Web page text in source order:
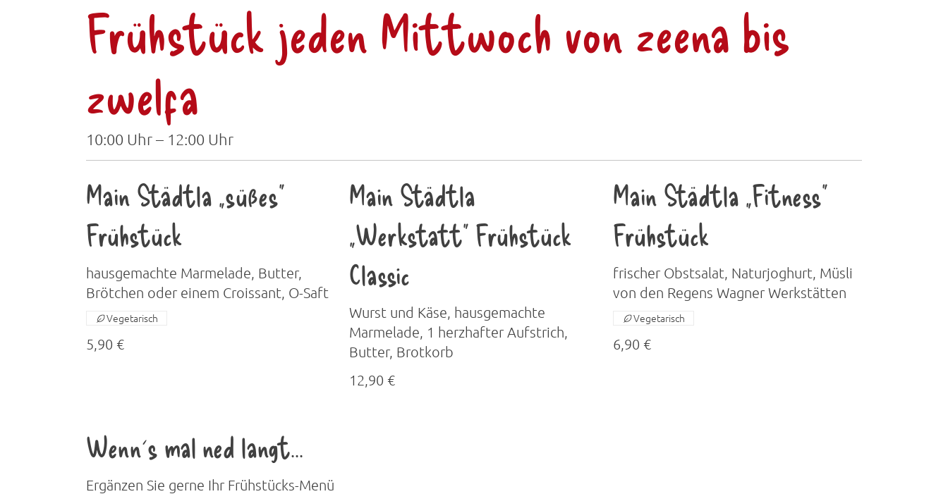
Frühstück jeden Mittwoch von zeena bis
zwelfa
10:00 Uhr – 12:00 Uhr
Main Städtla „süßes“
Frühstück
hausgemachte Marmelade, Butter,
Brötchen oder einem Croissant, O-Saft
5,90 €
Vegetarisch
Main Städtla
„Werkstatt“ Frühstück
Classic
Wurst und Käse, hausgemachte
Marmelade, 1 herzhafter Aufstrich,
Butter, Brotkorb
12,90 €
Main Städtla „Fitness“
Frühstück
frischer Obstsalat, Naturjoghurt, Müsli
von den Regens Wagner Werkstätten
6,90 €
Vegetarisch
Wenn´s mal ned langt...
Ergänzen Sie gerne Ihr Frühstücks-Menü